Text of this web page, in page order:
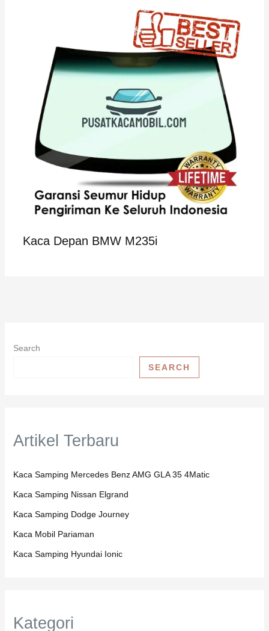
Kaca Depan BMW M235i
Search
SEARCH
Artikel Terbaru
Kaca Samping Mercedes Benz AMG GLA 35 4Matic
Kaca Samping Nissan Elgrand
Kaca Samping Dodge Journey
Kaca Mobil Pariaman
Kaca Samping Hyundai Ionic
Kategori